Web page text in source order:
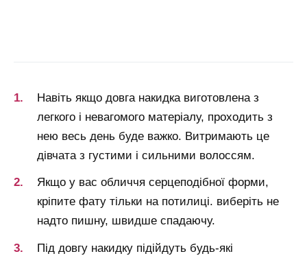
Навіть якщо довга накидка виготовлена з
легкого і невагомого матеріалу, проходить з
нею весь день буде важко. Витримають це
дівчата з густими і сильними волоссям.
Якщо у вас обличчя серцеподібної форми,
кріпите фату тільки на потилиці. виберіть не
надто пишну, швидше спадаючу.
Під довгу накидку підійдуть будь-які